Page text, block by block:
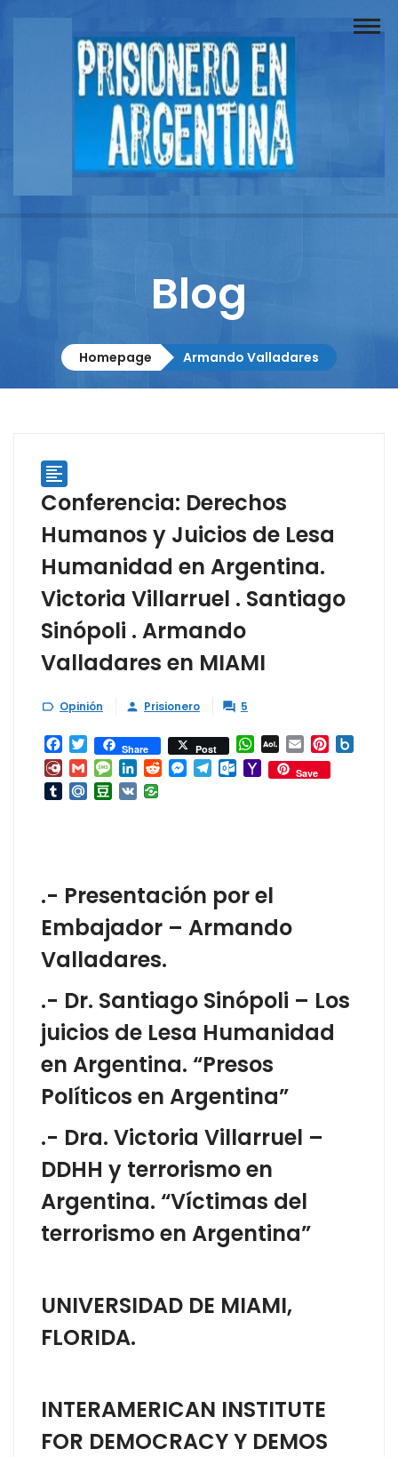
Buscador
Documentos
Columnistas
Contacto
Blog
Homepage Armando Valladares

Conferencia: Derechos
Humanos y Juicios de Lesa
Humanidad en Argentina.
Victoria Villarruel . Santiago
Sinópoli . Armando
Valladares en MIAMI
 Opinión  Prisionero  5
Facebook
TwitterShare Post WhatsApp
AOL
Mail
Email Pinterest
Diary.Ru
GmailMessage
LinkedIn
RedditMessenger
Telegram
Outlook.com
Yahoo
Mail
Save
TumblrMail.RuDouban
VK
.- Presentación por el
Embajador – Armando
Valladares.
.- Dr. Santiago Sinópoli – Los
juicios de Lesa Humanidad
en Argentina. “Presos
Políticos en Argentina”
.- Dra. Victoria Villarruel –
DDHH y terrorismo en
Argentina. “Víctimas del
terrorismo en Argentina”
UNIVERSIDAD DE MIAMI,
FLORIDA.
INTERAMERICAN INSTITUTE
FOR DEMOCRACY Y DEMOS